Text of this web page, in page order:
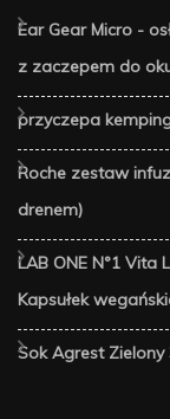
Ear Gear Micro -
z zaczepem do
przyczepa
Roche zestaw
drenem)
LAB ONE N°1 Vita
Kapsułek
Sok Agrest Zielony